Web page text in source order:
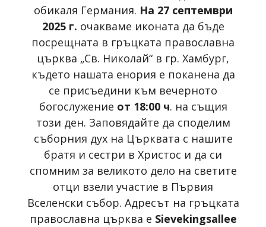
обикаля Германия. На 27 септември
2025 г. очакваме иконата да бъде
посрещната в гръцката православна
църква „Св. Николай“ в гр. Хамбург,
където нашата енория е поканена да
се присъедини към вечерното
богослужение от 18:00 ч. на същия
този ден. Заповядайте да споделим
съборния дух на Църквата с нашите
братя и сестри в Христос и да си
спомним за великото дело на светите
отци взели участие в Първия
Вселенски събор. Адресът на гръцката
православна църква е Sievekingsallee